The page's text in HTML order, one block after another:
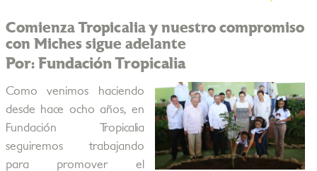
Comienza Tropicalia y nuestro compromiso
con Miches sigue adelante
Por: Fundación Tropicalia
Como venimos haciendo
desde hace ocho años, en
Fundación Tropicalia
seguiremos trabajando
para promover el